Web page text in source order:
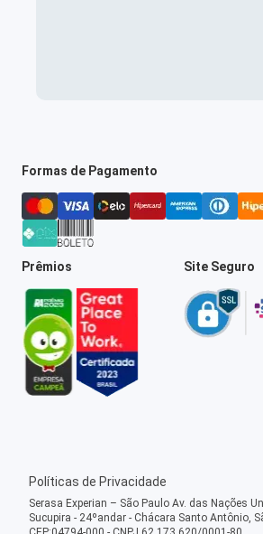
Formas de Pagamento
Prêmios Site Seguro
Políticas de Privacidade
Serasa Experian – São Paulo Av. das Nações
Sucupira - 24ºandar - Chácara Santo Antônio,